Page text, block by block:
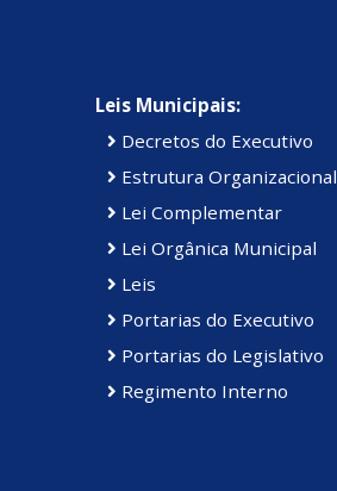
Leis Municipais:
Decretos do Executivo
Estrutura Organizacional
Lei Complementar
Lei Orgânica Municipal
Leis
Portarias do Executivo
Portarias do Legislativo
Regimento Interno